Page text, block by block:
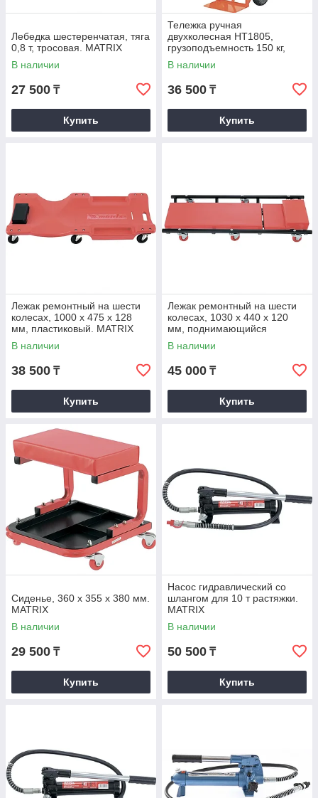
Лебедка шестеренчатая, тяга
0,8 т, тросовая. MATRIX
В наличии
27 500 ₸
Купить
Тележка ручная
двухколесная НТ1805,
грузоподъемность 150 кг,
пневмоколеса D 260 мм,
платформа 350 х 235 мм.
В наличии
36 500 ₸
Купить
Лежак ремонтный на шести
колесах, 1000 х 475 х 128
мм, пластиковый. MATRIX
В наличии
38 500 ₸
Купить
Лежак ремонтный на шести
колесах, 1030 х 440 х 120
мм, поднимающийся
подголовник. MATRIX
В наличии
45 000 ₸
Купить
Сиденье, 360 х 355 х 380 мм.
MATRIX
В наличии
29 500 ₸
Купить
Насос гидравлический со
шлангом для 10 т растяжки.
MATRIX
В наличии
50 500 ₸
Купить